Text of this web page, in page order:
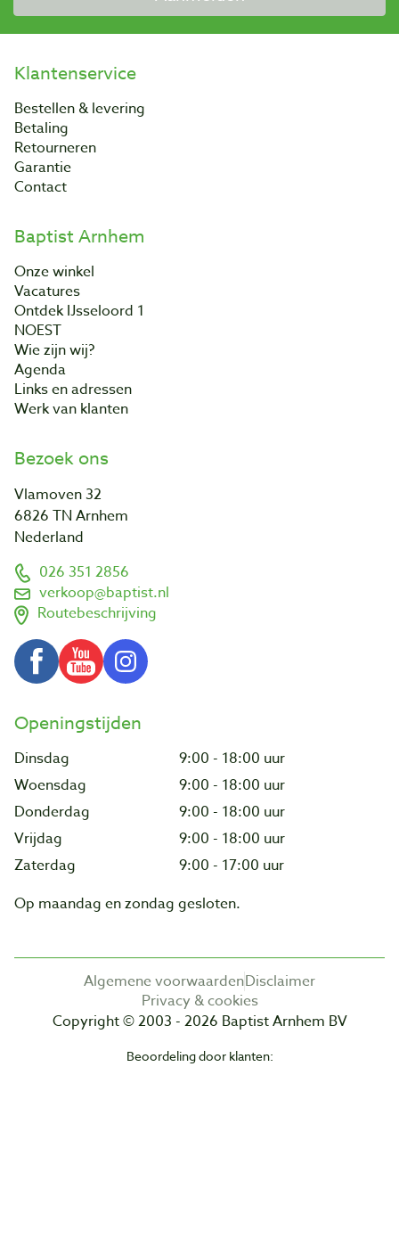
Klantenservice
Bestellen & levering
Betaling
Retourneren
Garantie
Contact
Baptist Arnhem
Onze winkel
Vacatures
Ontdek IJsseloord 1
NOEST
Wie zijn wij?
Agenda
Links en adressen
Werk van klanten
Bezoek ons
Vlamoven 32
6826 TN Arnhem
Nederland
026 351 2856
verkoop@baptist.nl
Routebeschrijving
Openingstijden
Dinsdag
9:00 - 18:00 uur
Woensdag
9:00 - 18:00 uur
Donderdag
9:00 - 18:00 uur
Vrijdag
9:00 - 18:00 uur
Zaterdag
9:00 - 17:00 uur
Op maandag en zondag gesloten.
Algemene voorwaardenDisclaimer
Privacy & cookies
Copyright © 2003 - 2026 Baptist Arnhem BV
Beoordeling door klanten: